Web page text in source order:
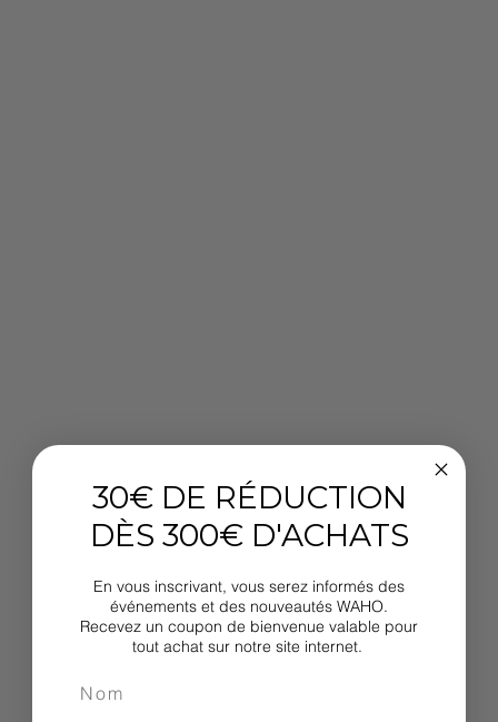
30€ DE RÉDUCTION
DÈS 300€ D'ACHATS
En vous inscrivant, vous serez informés des
événements et des nouveautés WAHO.
Recevez un coupon de bienvenue valable pour
tout achat sur notre site internet.